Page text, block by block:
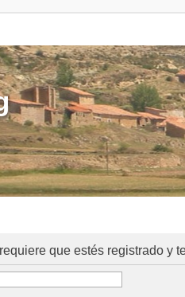
que estés registrado y